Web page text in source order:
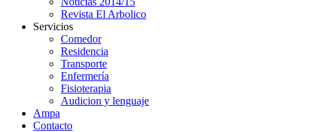
Revista El Arbolico
Servicios
Comedor
Residencia
Transporte
Enfermería
Fisioterapia
Audicion y lenguaje
Ampa
Contacto